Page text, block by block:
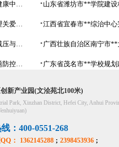
恭贺上海市**大学**学院心理健康中心建设项目由阳光心健代理商中标
恭贺江苏省无锡市**福利院心理关爱中心建设项目由阳光心健代理商中标
身心调适运动系统详解，运动减压与心理调适全指南
关于进一步加强大学生心理问题防控，防控大学生心理危机
新产业园(文浍苑北100米)
Park, Xinzhan District, Hefei City, Anhui
：400-0551-268
： 1362145288 ; 2398453936 ;